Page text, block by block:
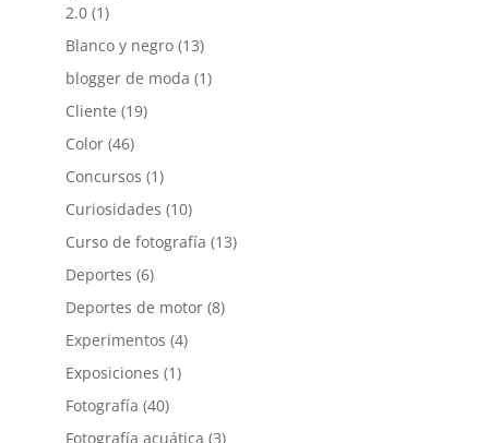
2.0(1)
Blanco y negro(13)
blogger de moda (1)
Cliente (19)
Color(46)
Concursos (1)
Curiosidades (10)
Curso de fotografía (13)
Deportes (6)
Deportes de motor(8)
Experimentos (4)
Exposiciones (1)
Fotografía (40)
Fotografía acuática (3)